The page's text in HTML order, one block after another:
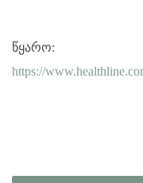
წყარო:
https://